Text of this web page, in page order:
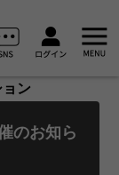
ン
のお知ら